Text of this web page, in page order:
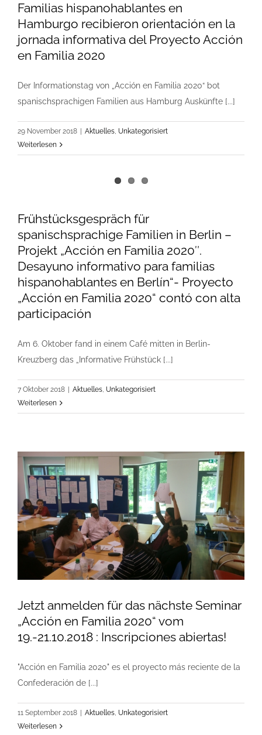
Familias hispanohablantes en
Hamburgo recibieron orientación en la
jornada informativa del Proyecto Acción
en Familia 2020
Der Informationstag von „Acción en Familia 2020“ bot
spanischsprachigen Familien aus Hamburg Auskünfte [...]
29 November 2018 Aktuelles, Unkategorisiert
Weiterlesen
Frühstücksgespräch für
spanischsprachige Familien in Berlin –
Projekt „Acción en Familia 2020″.
Desayuno informativo para familias
hispanohablantes en Berlín“- Proyecto
„Acción en Familia 2020“ contó con alta
participación
Am 6. Oktober fand in einem Café mitten in Berlin-
Kreuzberg das „Informative Frühstück [...]
7 Oktober 2018 Aktuelles, Unkategorisiert
Weiterlesen
Jetzt anmelden für das nächste Seminar
„Acción en Familia 2020“ vom
19.-21.10.2018 : Inscripciones abiertas!
"Acción en Familia 2020" es el proyecto más reciente de la
Confederación de [...]
11 September 2018 | Aktuelles Unkategorisiert
Weiterlesen